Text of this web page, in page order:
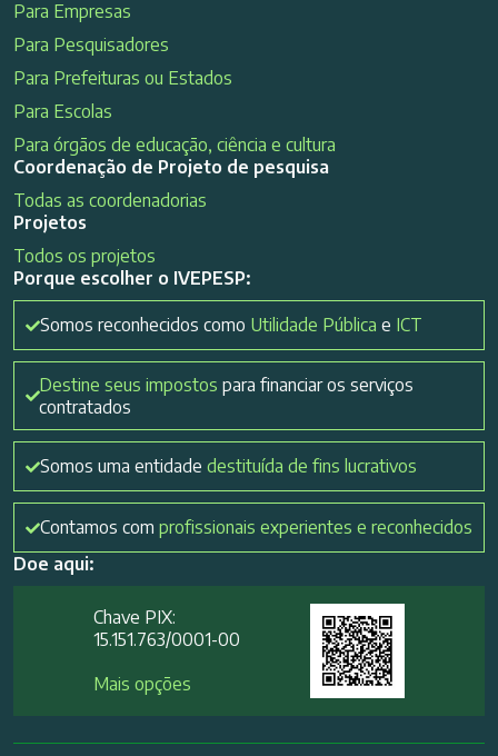
Para Empresas
Para Pesquisadores
Para Prefeituras ou Estados
Para Escolas
Para órgãos de educação, ciência e cultura
Coordenação de Projeto de pesquisa
Todas as coordenadorias
Projetos
Todos os projetos
Porque escolher o IVEPESP:
Somos reconhecidos como Utilidade Pública e ICT
Destine seus impostos para financiar os serviços
contratados
Somos uma entidade destituída de fins lucrativos
Contamos com profissionais experientes e reconhecidos
Doe aqui:
Chave PIX:
15.151.763/0001-00​
Mais opções